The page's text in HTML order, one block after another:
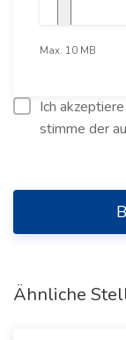
Max. 10 MB
Ich
stimme der
Ähnliche